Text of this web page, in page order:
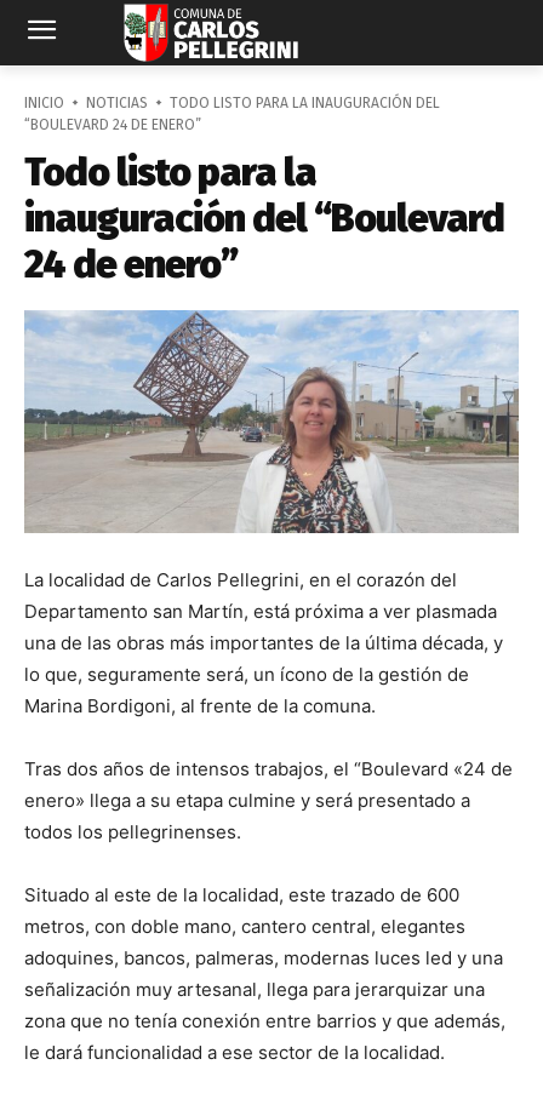
INICIO NOTICIAS
TODO LISTO PARA LA INAUGURACIÓN DEL
“BOULEVARD 24 DE ENERO”
Todo listo para la
inauguración del “Boulevard
24 de enero”
La localidad de Carlos Pellegrini, en el corazón del
Departamento san Martín, está próxima a ver plasmada
una de las obras más importantes de la última década, y
lo que, seguramente será, un ícono de la gestión de
Marina Bordigoni, al frente de la comuna.
Tras dos años de intensos trabajos, el “Boulevard «24 de
enero» llega a su etapa culmine y será presentado a
todos los pellegrinenses.
Situado al este de la localidad, este trazado de 600
metros, con doble mano, cantero central, elegantes
adoquines, bancos, palmeras, modernas luces led y una
señalización muy artesanal, llega para jerarquizar una
zona que no tenía conexión entre barrios y que además,
le dará funcionalidad a ese sector de la localidad.